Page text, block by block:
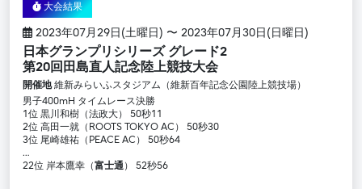
大会結果
2023年07月29日(土曜日) 〜 2023年07月30日(日曜日)
日本グランプリシリーズ グレード2
第20回田島直人記念陸上競技大会
開催地維新みらいふスタジアム（維新百年記念公園陸上競技場）
男子400mH タイムレース決勝
1位 黒川和樹（法政大） 50秒11
2位 高田一就（ROOTS TOKYO AC） 50秒30
3位 尾崎雄祐（PEACE AC） 50秒64
…
22位 岸本鷹幸（富士通） 52秒56